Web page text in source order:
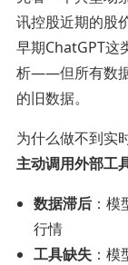
讯控股近期的股
早期ChatGPT这
析——但所有数
的旧数据。
为什么做不到实
主动调用外部工
数据滞后 ：
行情
工具缺失 ：